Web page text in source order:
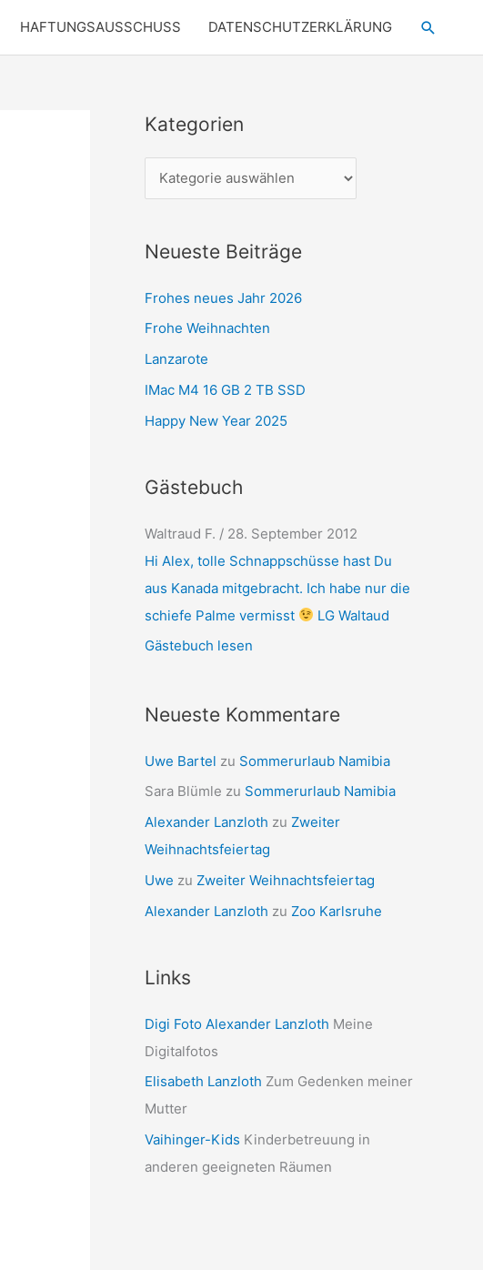
HAFTUNGSAUSSCHUSS DATENSCHUTZERKLÄRUNG Suchen
Kategorien
K
e
o
n
Neueste Beiträge
Frohes neues Jahr 2026
Frohe Weihnachten
Lanzarote
IMac M4 16 GB 2 TB SSD
Happy New Year 2025
Gästebuch
Karl-Heinz Boeck/1. Mai 2012
Hall Alex ich Finde deine seit immer
schöner du tun dich über refen mach so
weiber viel Glöck wünsch ich Dir. Grüße
Karl-Heinz
Uwe BartelzuSommerurlaub Namibia
Sara Blümle zuSommerurlaub Namibia
Alexander Lanzlothzu
Weihnachtsfeiertag
UwezuZweiter Weihnachtsfeiertag
Digi Foto Alexander Lanzloth
Digitalfotos
Elisabeth Lanzloth
Mutter
Vaihinger-KidsKinderbetreuung in